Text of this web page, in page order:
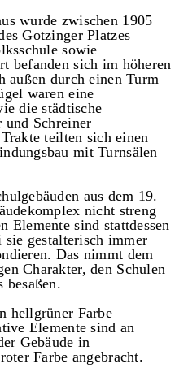
wurde zwischen 1905
Gotzinger Platzes
sowie
befanden sich im höheren
außen durch einen Turm
waren eine
die städtische
und Schreiner
teilten sich einen
mit Turnsälen
aus dem 19.
nicht streng
Elemente sind stattdessen
sie gestalterisch immer
Das nimmt dem
Charakter, den Schulen
besaßen.
hellgrüner Farbe
Elemente sind an
Gebäude in
Farbe angebracht.